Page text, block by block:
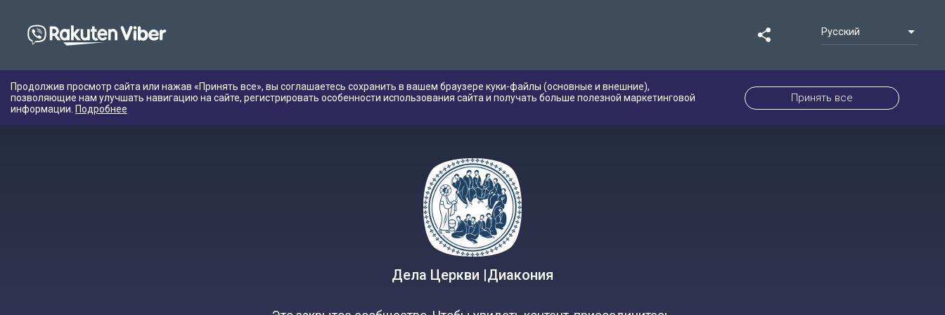
Русский
Продолжив просмотр сайта или нажав «Принять все», вы соглашаетесь сохранить в вашем браузере куки-файлы (основные и внешние),
позволяющие нам улучшать навигацию на сайте, регистрировать особенности использования сайта и получать больше полезной маркетинговой
информации. Подробнее
Принять все
Дела Церкви |Диакония